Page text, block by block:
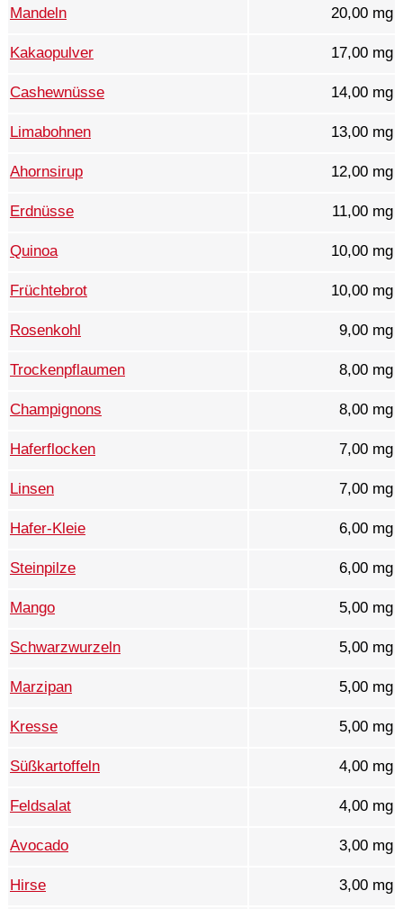
Mandeln 20,00 mg
Kakaopulver 17,00 mg
Cashewnüsse 14,00 mg
Limabohnen 13,00 mg
Ahornsirup 12,00 mg
Erdnüsse 11,00 mg
Quinoa 10,00 mg
Früchtebrot 10,00 mg
Rosenkohl 9,00 mg
Trockenpflaumen 8,00 mg
Champignons 8,00 mg
Haferflocken 7,00 mg
Linsen 7,00 mg
Hafer-Kleie 6,00 mg
Steinpilze 6,00 mg
Mango 5,00 mg
Schwarzwurzeln 5,00 mg
Marzipan 5,00 mg
Kresse 5,00 mg
Süßkartoffeln 4,00 mg
Feldsalat 4,00 mg
Avocado 3,00 mg
Hirse 3,00 mg